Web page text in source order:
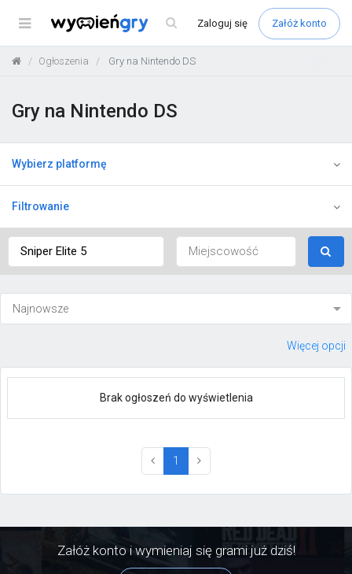
Menu Zaloguj się Załóż konto
Ogłoszenia Gry na Nintendo DS
Gry na Nintendo DS
Wybierz platformę
Filtrowanie
Więcej opcji
Brak ogłoszeń do wyświetlenia
1 (current)
Załóż konto i wymieniaj się grami już dziś!